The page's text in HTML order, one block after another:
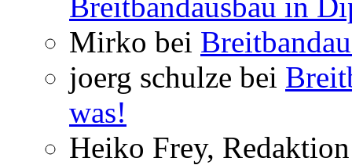
Breitbandausbau in
Mirko bei
joerg schulze bei
was!
Heiko Frey,